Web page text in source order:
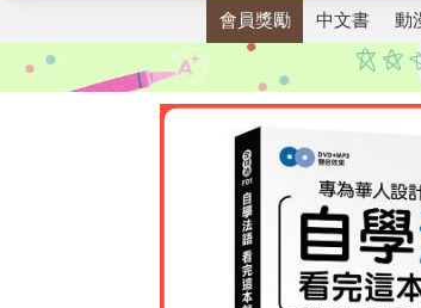
會員獎勵 中文書 動